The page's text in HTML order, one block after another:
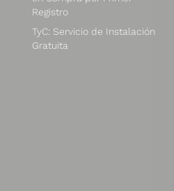
Registro
TyC: Servicio de Instalación
Gratuita